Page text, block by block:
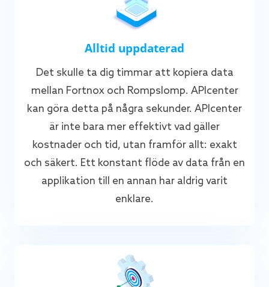
Alltid uppdaterad
Det skulle ta dig timmar att kopiera data
mellan Fortnox och Rompslomp. APIcenter
kan göra detta på några sekunder. APIcenter
är inte bara mer effektivt vad gäller
kostnader och tid, utan framför allt: exakt
och säkert. Ett konstant flöde av data från en
applikation till en annan har aldrig varit
enklare.